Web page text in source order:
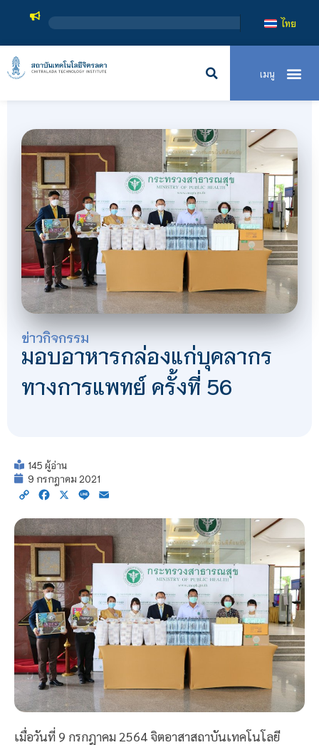
สถาบันเทคโนโลยีจิต
ไทย
ข่าวกิจกรรม
มอบอาหารกล่องแก่บุคลากร
ทางการแพทย์ ครั้งที่ 56
145 ผู้อ่าน
9 กรกฎาคม 2021
Copy Facebook
X Line
เมื่อวันที่ 9 กรกฎาคม 2564 จิตอาสาสถาบันเทคโนโลยี